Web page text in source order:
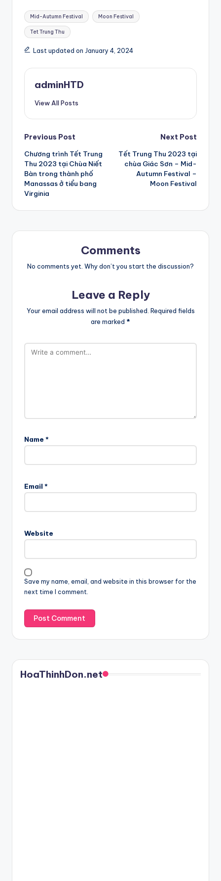
Tags:
Mid-Autumn Festival Moon Festival
Tet Trung Thu
Last updated on January 4, 2024
adminHTD
View All Posts
Post
navigation
Previous Post
Chương trình Tết Trung
Thu 2023 tại Chùa Niết
Bàn trong thành phố
Manassas ở tiểu bang
Virginia
Next Post
Tết Trung Thu 2023 tại
chùa Giác Sơn – Mid-
Autumn Festival –
Moon Festival
Comments
No comments yet. Why don’t you start the discussion?
Leave a Reply
Your email address will not be published. Required fields
are marked *
Name *
Email *
Website
Save my name, email, and website in this browser for the
next time I comment.
HoaThinhDon.net